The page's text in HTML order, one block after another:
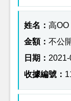
高OO
不公